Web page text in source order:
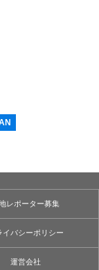
レポーター募集
イバシーポリシー
運営会社